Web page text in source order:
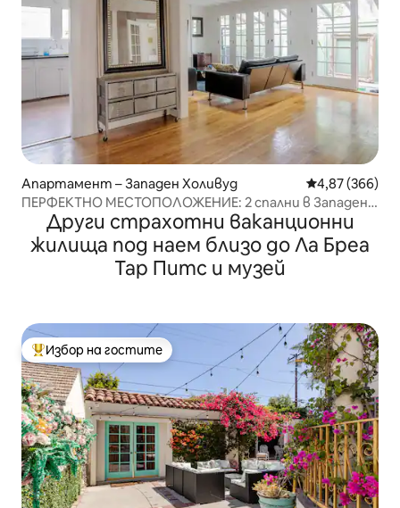
Апартамент – Западен Холивуд Средна
4,87 (366)
ПЕРФЕКТНО МЕСТОПОЛОЖЕНИЕ: 2 спални в Западен
Холивуд
Други страхотни ваканционни
жилища под наем близо до Ла Бреа
Тар Питс и музей
Най-популярен избор на гостите
Избор на гостите